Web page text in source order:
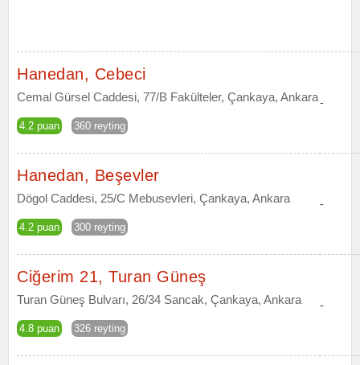
Hanedan, Cebeci
Cemal Gürsel Caddesi, 77/B Fakülteler, Çankaya, Ankara
4.2 puan 360 reyting
-
Hanedan, Beşevler
Dögol Caddesi, 25/C Mebusevleri, Çankaya, Ankara
4.2 puan 300 reyting
-
Ciğerim 21, Turan Güneş
Turan Güneş Bulvarı, 26/34 Sancak, Çankaya, Ankara
4.8 puan 326 reyting
-